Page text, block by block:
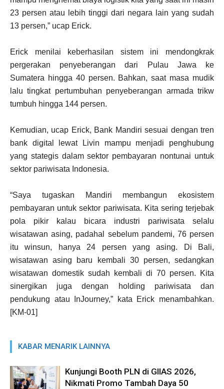
23 persen atau lebih tinggi dari negara lain yang sudah
13 persen,” ucap Erick.
Erick menilai keberhasilan sistem ini mendongkrak
pergerakan penyeberangan dari Pulau Jawa ke
Sumatera hingga 40 persen. Bahkan, saat masa mudik
lalu tingkat pertumbuhan penyeberangan armada trikw
tumbuh hingga 144 persen.
Kemudian, ucap Erick, Bank Mandiri sesuai dengan tren
bank digital lewat Livin mampu menjadi penghubung
yang stategis dalam sektor pembayaran nontunai untuk
sektor pariwisata Indonesia.
“Saya tugaskan Mandiri membangun ekosistem
pembayaran untuk sektor pariwisata. Kita sering terjebak
pola pikir kalau bicara industri pariwisata selalu
wisatawan asing, padahal sebelum pandemi, 76 persen
itu winsun, hanya 24 persen yang asing. Di Bali,
wisatawan asing baru kembali 30 persen, sedangkan
wisatawan domestik sudah kembali di 70 persen. Kita
sinergikan juga dengan holding pariwisata dan
pendukung atau InJourney,” kata Erick menambahkan.
[KM-01]
KABAR MENARIK LAINNYA
Kunjungi Booth PLN di GIIAS 2026,
Nikmati Promo Tambah Daya 50